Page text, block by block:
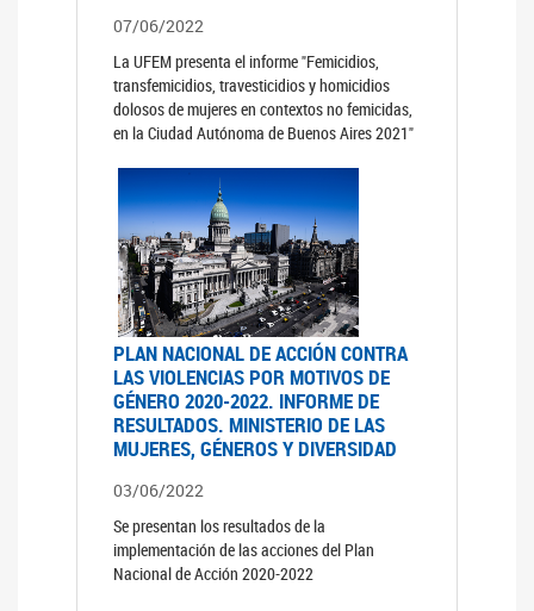
07/06/2022
La UFEM presenta el informe "Femicidios,
transfemicidios, travesticidios y homicidios
dolosos de mujeres en contextos no femicidas,
en la Ciudad Autónoma de Buenos Aires 2021"
PLAN NACIONAL DE ACCIÓN CONTRA
LAS VIOLENCIAS POR MOTIVOS DE
GÉNERO 2020-2022. INFORME DE
RESULTADOS. MINISTERIO DE LAS
MUJERES, GÉNEROS Y DIVERSIDAD
03/06/2022
Se presentan los resultados de la
implementación de las acciones del Plan
Nacional de Acción 2020-2022